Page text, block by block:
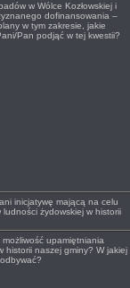
w Wólce Kozłowskiej i
dofinansowania –
w tym zakresie, jakie
Pan podjąć w tej kwestii?
inicjatywę mającą na celu
żydowskiej w historii
upamiętniania
historii naszej gminy? W jakiej